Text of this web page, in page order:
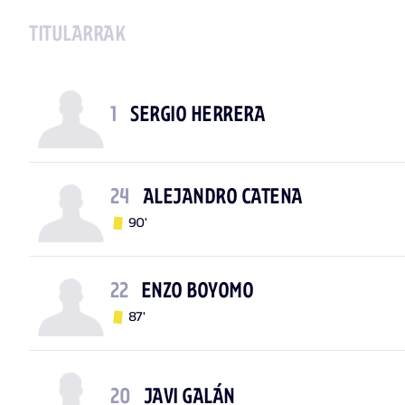
TITULARRAK
1 SERGIO HERRERA
24 ALEJANDRO CATENA
90'
22 ENZO BOYOMO
87'
20 JAVI GALÁN